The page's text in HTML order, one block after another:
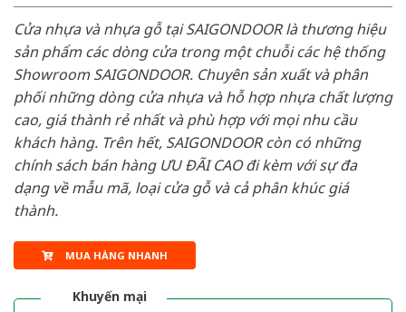
Cửa nhựa và nhựa gỗ tại SAIGONDOOR là thương hiệu
sản phẩm các dòng cửa trong một chuỗi các hệ thống
Showroom SAIGONDOOR. Chuyên sản xuất và phân
phối những dòng cửa nhựa và hỗ hợp nhựa chất lượng
cao, giá thành rẻ nhất và phù hợp với mọi nhu cầu
khách hàng. Trên hết, SAIGONDOOR còn có những
chính sách bán hàng ƯU ĐÃI CAO đi kèm với sự đa
dạng về mẫu mã, loại cửa gỗ và cả phân khúc giá
thành.
MUA HÀNG NHANH
Khuyến mại